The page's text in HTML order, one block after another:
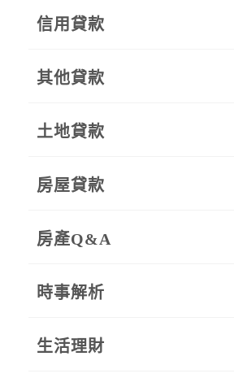
信用貸款
其他貸款
土地貸款
房屋貸款
房產Q&A
時事解析
生活理財